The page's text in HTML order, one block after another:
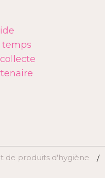
temps
de produits d'hygiène /